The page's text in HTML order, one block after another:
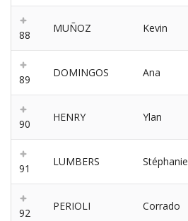
88
MUÑOZ Kevin
89
DOMINGOS Ana
90
HENRY Ylan
91
LUMBERS Stéphanie
92
PERIOLI Corrado